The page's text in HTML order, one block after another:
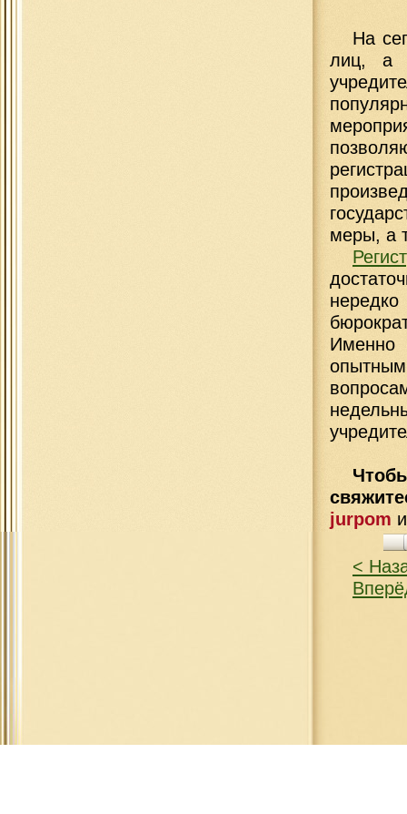
На
лиц, а
меры, а
Именно
опытным
jurpom
<